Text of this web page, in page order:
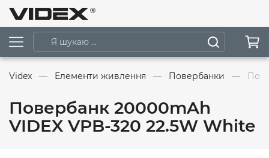
Videx Елементи живлення Повербанки
Повербанк 20000mAh
VIDEX VPB-320 22.5W White